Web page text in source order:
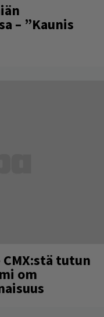
– ”Kaunis
tutun
om